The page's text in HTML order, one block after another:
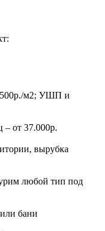
м2; УШП и
– от 37.000р.
вырубка
любой тип под
бани